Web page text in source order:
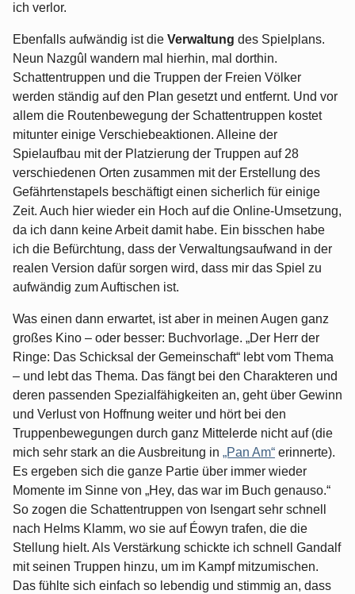
ich verlor.
Ebenfalls aufwändig ist die Verwaltung des Spielplans.
Neun Nazgûl wandern mal hierhin, mal dorthin.
Schattentruppen und die Truppen der Freien Völker
werden ständig auf den Plan gesetzt und entfernt. Und vor
allem die Routenbewegung der Schattentruppen kostet
mitunter einige Verschiebeaktionen. Alleine der
Spielaufbau mit der Platzierung der Truppen auf 28
verschiedenen Orten zusammen mit der Erstellung des
Gefährtenstapels beschäftigt einen sicherlich für einige
Zeit. Auch hier wieder ein Hoch auf die Online-Umsetzung,
da ich dann keine Arbeit damit habe. Ein bisschen habe
ich die Befürchtung, dass der Verwaltungsaufwand in der
realen Version dafür sorgen wird, dass mir das Spiel zu
aufwändig zum Auftischen ist.
Was einen dann erwartet, ist aber in meinen Augen ganz
großes Kino – oder besser: Buchvorlage. „Der Herr der
Ringe: Das Schicksal der Gemeinschaft“ lebt vom Thema
– und lebt das Thema. Das fängt bei den Charakteren und
deren passenden Spezialfähigkeiten an, geht über Gewinn
und Verlust von Hoffnung weiter und hört bei den
Truppenbewegungen durch ganz Mittelerde nicht auf (die
mich sehr stark an die Ausbreitung in „Pan Am“ erinnerte).
Es ergeben sich die ganze Partie über immer wieder
Momente im Sinne von „Hey, das war im Buch genauso.“
So zogen die Schattentruppen von Isengart sehr schnell
nach Helms Klamm, wo sie auf Éowyn trafen, die die
Stellung hielt. Als Verstärkung schickte ich schnell Gandalf
mit seinen Truppen hinzu, um im Kampf mitzumischen.
Das fühlte sich einfach so lebendig und stimmig an, dass